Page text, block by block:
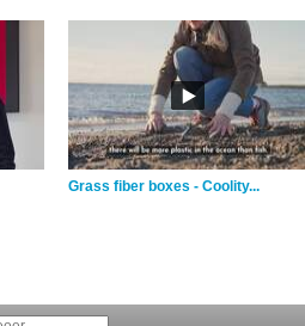
Grass fiber boxes - Coolity...